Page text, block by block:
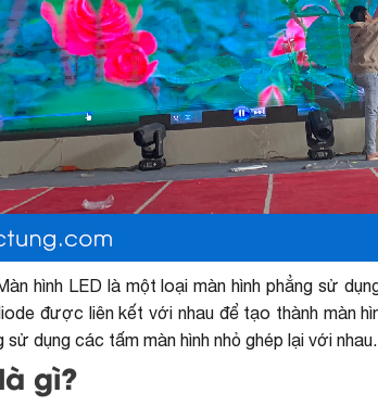
hình LED là một loại màn hình phẳng sử
được liên kết với nhau để tạo thành màn
dụng các tấm màn hình nhỏ ghép lại với nhau.
gì?